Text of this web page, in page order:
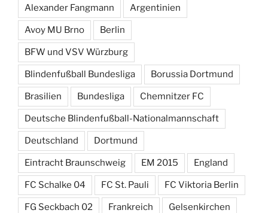
Alexander Fangmann Argentinien
Avoy MU Brno Berlin
BFW und VSV Würzburg
Blindenfußball Bundesliga Borussia Dortmund
Brasilien Bundesliga Chemnitzer FC
Deutsche Blindenfußball-Nationalmannschaft
Deutschland Dortmund
Eintracht Braunschweig EM 2015 England
FC Schalke 04 FC St. Pauli FC Viktoria Berlin
FG Seckbach 02 Frankreich Gelsenkirchen